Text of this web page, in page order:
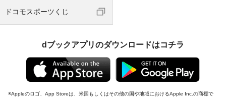
ドコモスポーツくじ
dブックアプリのダウンロードはコチラ
Appleのロゴ、App Storeは、米国もしくはその他の国や地域におけるApple Inc.の商標で